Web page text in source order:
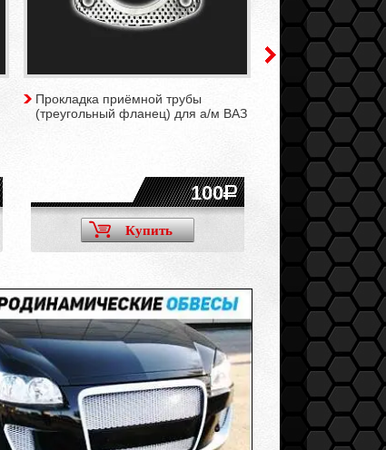
Прокладка приёмной трубы
(треугольный фланец) для а/м ВАЗ
100
Купить
Ремень
2101-2107, Нива